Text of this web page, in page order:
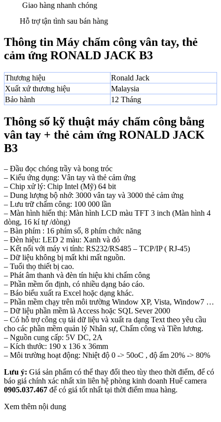
Giao hàng nhanh chóng
Hỗ trợ tận tình sau bán hàng
Thông tin Máy chấm công vân tay, thẻ
cảm ứng RONALD JACK B3
Thương hiệu
Ronald Jack
Xuất xứ thương hiệu
Malaysia
Bảo hành
12 Tháng
Thông số kỹ thuật máy chấm công bằng
vân tay + thẻ cảm ứng RONALD JACK
B3
– Đầu đọc chóng trầy và bong tróc
– Kiểu ứng dụng: Vân tay và thẻ cảm ứng
– Chip xử lý: Chip Intel (Mỹ) 64 bit
– Dung lượng bộ nhớ: 3000 vân tay và 3000 thẻ cảm ứng
– Lưu trữ chấm công: 100 000 lần
– Màn hình hiển thị: Màn hình LCD màu TFT 3 inch (Màn hình 4
dòng, 16 kí tự /dòng)
– Bàn phím : 16 phím số, 8 phím chức năng
– Đèn hiệu: LED 2 màu: Xanh và đỏ
– Kết nối với máy vi tính: RS232/RS485 – TCP/IP ( RJ-45)
– Dữ liệu không bị mất khi mất nguồn.
– Tuổi thọ thiết bị cao.
– Phát âm thanh và đèn tín hiệu khi chấm công
– Phần mềm ổn định, có nhiều dạng báo cáo.
– Báo biểu xuất ra Excel hoặc dạng khác.
– Phần mềm chạy trên môi trường Window XP, Vista, Window7 …
– Dữ liệu phần mềm là Access hoặc SQL Sever 2000
– Có hỗ trợ công cụ tải dữ liệu và xuất ra dạng Text theo yêu cầu
cho các phần mềm quản lý Nhân sự, Chấm công và Tiền lương.
– Nguồn cung cấp: 5V DC, 2A
– Kích thước: 190 x 136 x 36mm
– Môi trường hoạt động: Nhiệt độ 0 -> 50oC , độ ẩm 20% -> 80%
Lưu ý: Giá sản phẩm có thể thay đổi theo tùy theo thời điểm, để có
báo giá chính xác nhất xin liên hệ phòng kinh doanh Huế camera
0905.037.467 để có giá tốt nhất tại thời điểm mua hàng.
Xem thêm nội dung